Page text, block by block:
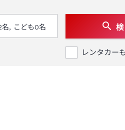
レンタカー